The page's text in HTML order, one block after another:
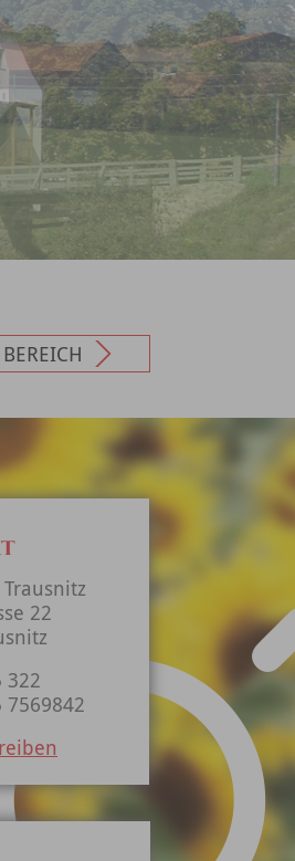
22
322
7569842